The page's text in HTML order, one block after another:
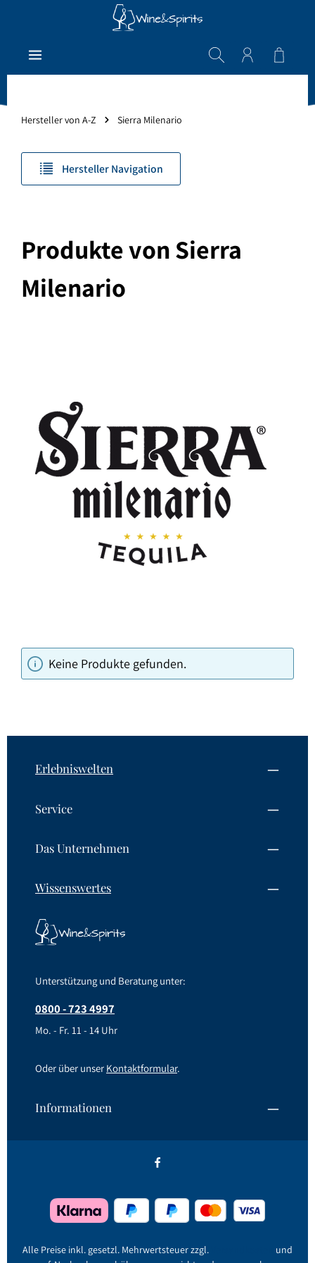
Zum Hauptinhalt springen
Hersteller von A-Z Sierra Milenario
Hersteller Navigation
Produkte von Sierra
Milenario
Keine Produkte gefunden.
Erlebniswelten
Service
Das Unternehmen
Wissenswertes
Unterstützung und Beratung unter:
0800 - 723 4997
Mo. - Fr. 11 - 14 Uhr
Oder über unser Kontaktformular.
Informationen
Alle Preise inkl. gesetzl. Mehrwertsteuer zzgl.
und